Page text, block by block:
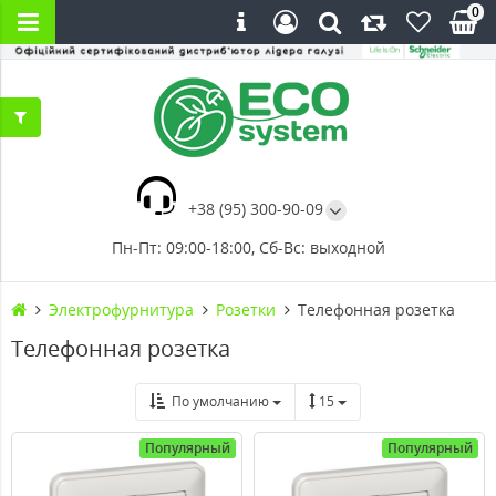
+38 (95) 300-90-09
Пн-Пт: 09:00-18:00, Сб-Вс: выходной
0
Электрофурнитура Розетки Телефонная розетка
Телефонная розетка
По умолчанию 15
Популярный Популярный